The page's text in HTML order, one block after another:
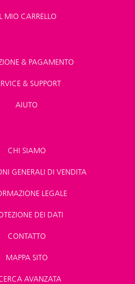
MIO CARRELLO
& PAGAMENTO
& SUPPORT
AIUTO
CHI SIAMO
GENERALI DI VENDITA
LEGALE
DEI DATI
CONTATTO
MAPPA SITO
AVANZATA